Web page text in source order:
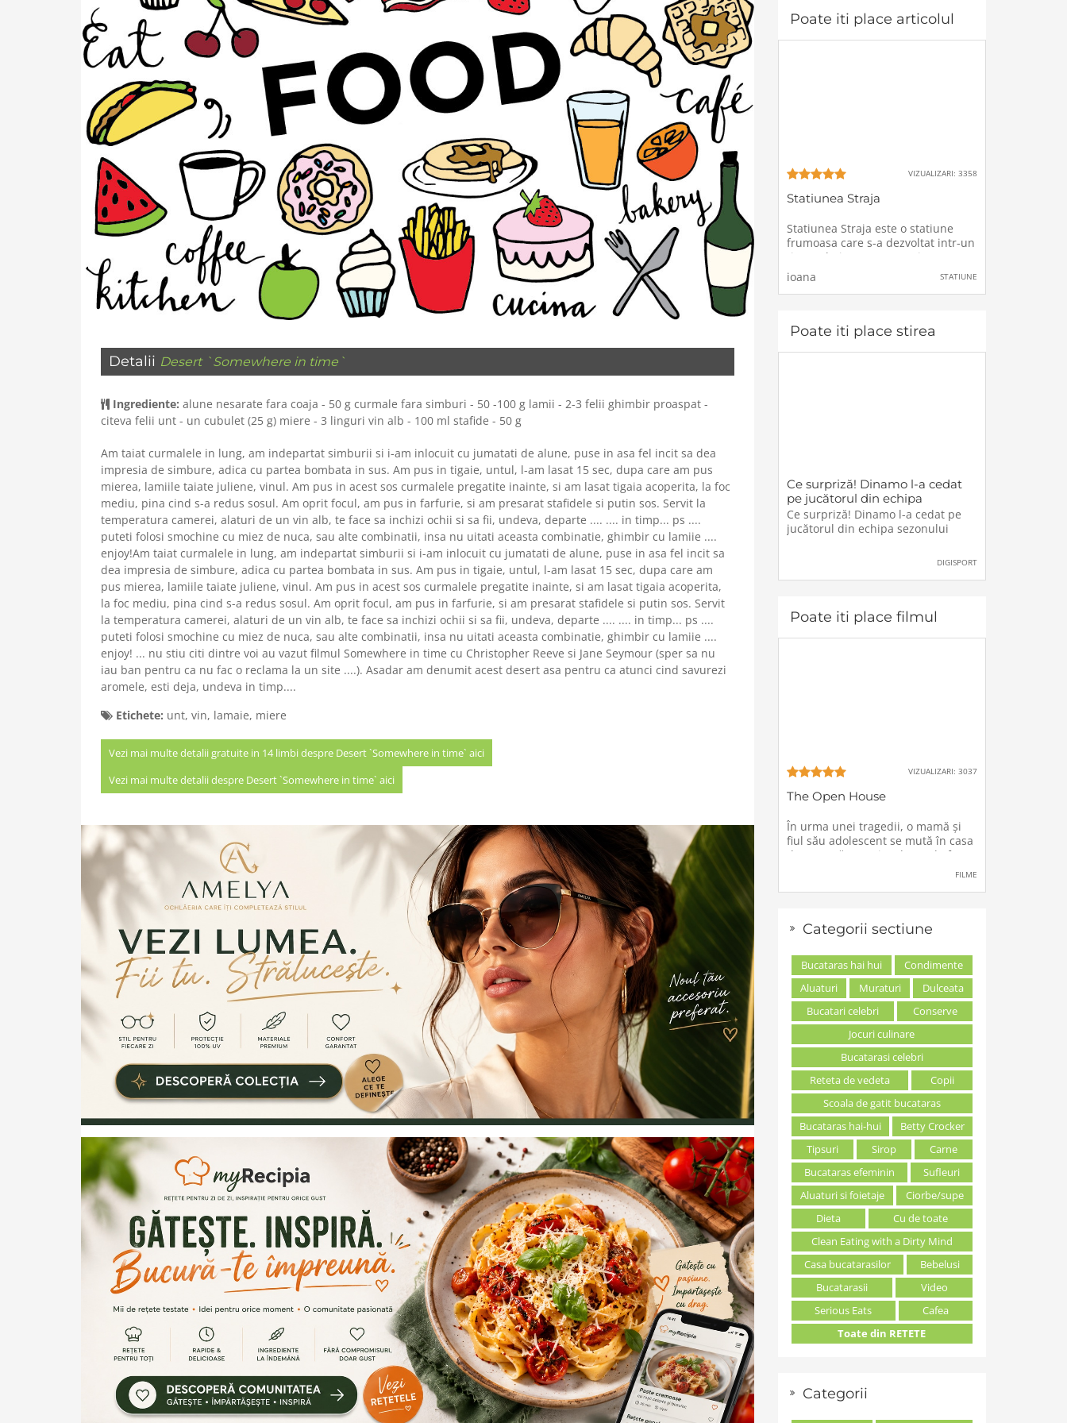
Detalii Desert `Somewhere in time`
Ingrediente: alune nesarate fara coaja - 50 g curmale fara simburi - 50 -100 g lamii - 2-3 felii ghimbir proaspat -
citeva felii unt - un cubulet (25 g) miere - 3 linguri vin alb - 100 ml stafide - 50 g
Am taiat curmalele in lung, am indepartat simburii si i-am inlocuit cu jumatati de alune, puse in asa fel incit sa dea
impresia de simbure, adica cu partea bombata in sus. Am pus in tigaie, untul, l-am lasat 15 sec, dupa care am pus
mierea, lamiile taiate juliene, vinul. Am pus in acest sos curmalele pregatite inainte, si am lasat tigaia acoperita, la foc
mediu, pina cind s-a redus sosul. Am oprit focul, am pus in farfurie, si am presarat stafidele si putin sos. Servit la
temperatura camerei, alaturi de un vin alb, te face sa inchizi ochii si sa fii, undeva, departe .... .... in timp... ps ....
puteti folosi smochine cu miez de nuca, sau alte combinatii, insa nu uitati aceasta combinatie, ghimbir cu lamiie ....
enjoy!Am taiat curmalele in lung, am indepartat simburii si i-am inlocuit cu jumatati de alune, puse in asa fel incit sa
dea impresia de simbure, adica cu partea bombata in sus. Am pus in tigaie, untul, l-am lasat 15 sec, dupa care am
pus mierea, lamiile taiate juliene, vinul. Am pus in acest sos curmalele pregatite inainte, si am lasat tigaia acoperita,
la foc mediu, pina cind s-a redus sosul. Am oprit focul, am pus in farfurie, si am presarat stafidele si putin sos. Servit
la temperatura camerei, alaturi de un vin alb, te face sa inchizi ochii si sa fii, undeva, departe .... .... in timp... ps ....
puteti folosi smochine cu miez de nuca, sau alte combinatii, insa nu uitati aceasta combinatie, ghimbir cu lamiie ....
enjoy! ... nu stiu citi dintre voi au vazut filmul Somewhere in time cu Christopher Reeve si Jane Seymour (sper sa nu
iau ban pentru ca nu fac o reclama la un site ....). Asadar am denumit acest desert asa pentru ca atunci cind savurezi
aromele, esti deja, undeva in timp....
Etichete: unt, vin, lamaie, miere
Vezi mai multe detalii gratuite in 14 limbi despre Desert `Somewhere in time` aici
Vezi mai multe detalii despre Desert `Somewhere in time` aici
Poate iti place articolul
VIZUALIZARI: 3358
Statiunea Straja
Statiunea Straja este o statiune
frumoasa care s-a dezvoltat intr-un
timp relativ scurt. In statiune se
poate ajunge si cu masina dar si cu
telegondola.Optiuni de cazare sunt
Montana
ioana STATIUNE
Poate iti place stirea
Ce surpriză! Dinamo l-a cedat
pe jucătorul din echipa
sezonului
Ce surpriză! Dinamo l-a cedat pe
jucătorul din echipa sezonului
DIGISPORT
Poate iti place filmul
VIZUALIZARI: 3037
The Open House
În urma unei tragedii, o mamă şi
fiul său adolescent se mută în casa
de vacanţă a unei rude, unde forţe
FILME
Categorii sectiune
Bucataras hai hui
Condimente
Aluaturi
Muraturi
Dulceata
Bucatari celebri
Conserve
Jocuri culinare
Bucatarasi celebri
Reteta de vedeta
Copii
Scoala de gatit bucataras
Bucataras hai-hui
Betty Crocker
Tipsuri
Sirop
Carne
Bucataras efeminin
Sufleuri
Aluaturi si foietaje
Ciorbe/supe
Dieta
Cu de toate
Clean Eating with a Dirty Mind
Casa bucatarasilor
Bebelusi
Bucatarasii
Video
Serious Eats
Cafea
Toate din RETETE
Categorii